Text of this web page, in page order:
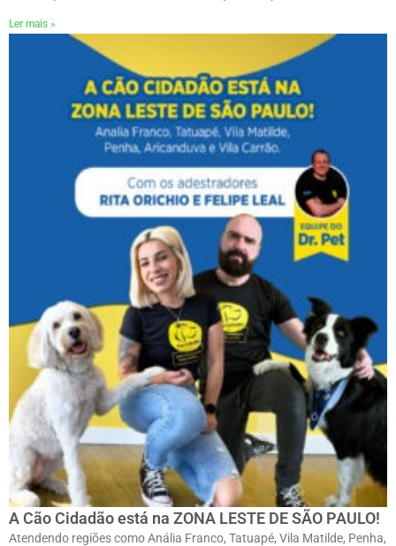
Ler mais »
A Cão Cidadão está na ZONA LESTE DE SÃO PAULO!
Atendendo regiões como Anália Franco, Tatuapé, Vila Matilde, Penha,